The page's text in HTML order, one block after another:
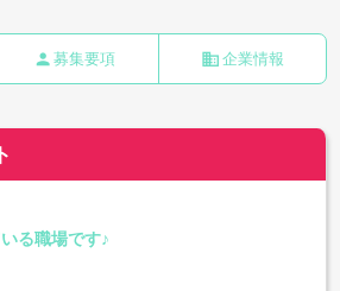
person 募集要項 business 企業情報
る職場です♪